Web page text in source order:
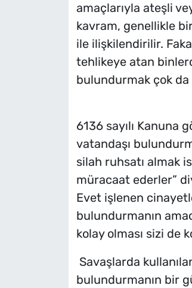
amaçlarıyla ateşli
kavram, genellikle
ile ilişkilendirilir.
tehlikeye atan
bulundurmak çok da
6136 sayılı Kanuna
vatandaşı
silah ruhsatı almak
müracaat ederler”
Evet işlenen
bulundurmanın
kolay olması sizi de
Savaşlarda
bulundurmanın bir